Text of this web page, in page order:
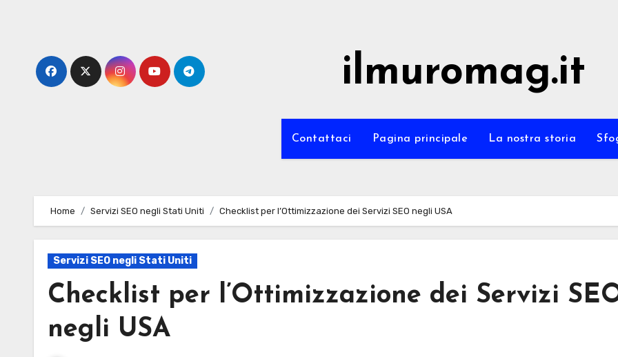
ilmuromag.it
Contattaci Pagina principale La nostra storia
Home Servizi SEO negli Stati Uniti Checklist per l’Ottimizzazione dei Servizi SEO negli USA
Servizi SEO negli Stati Uniti
Checklist per l’Ottimizzazione dei Servizi
negli USA